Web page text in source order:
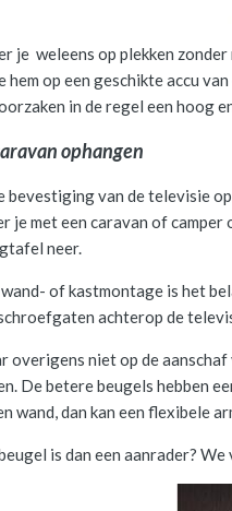
je weleens op plekken
hem op een geschikte accu
in de regel een hoog
ophangen
bevestiging van de televisie
je met een caravan of
neer.
of kastmontage is het
achterop de
overigens niet op de
De betere beugels hebben
wand, dan kan een flexibele
is dan een aanrader?